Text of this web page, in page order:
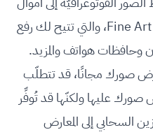
نقدية عبر مواقع مثل Fine Art America، والتي تتيح لك رفع
هواتف والمزيد.
صورك مجانًا، قد تتطلّب
صورك عليها ولكنّها قد تُوفِّر
السحابي إلى المعارض